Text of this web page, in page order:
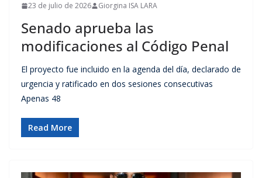
23 de julio de 2026 Giorgina ISA LARA
Senado aprueba las
modificaciones al Código Penal
El proyecto fue incluido en la agenda del día, declarado de
urgencia y ratificado en dos sesiones consecutivas
Apenas 48
Read More